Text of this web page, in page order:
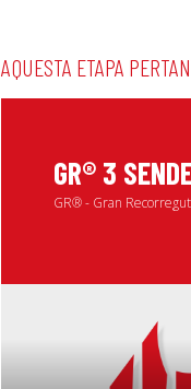
AQUESTA ETAPA
GR® 3
GR® - Gran Recorregut